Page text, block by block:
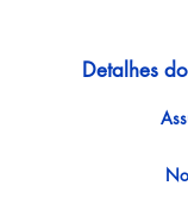
Detalhes